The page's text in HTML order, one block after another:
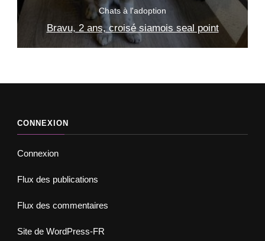
Adopter un chat Chats à l'adoption
Eros, 4 mois, tigré
CONNEXION
Connexion
Flux des publications
Flux des commentaires
Site de WordPress-FR